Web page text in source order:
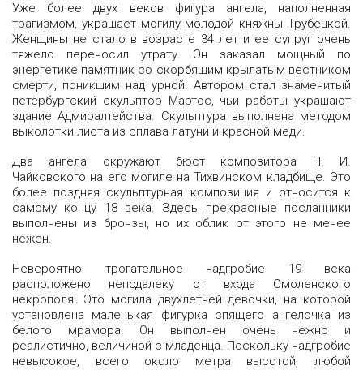
Уже более двух веков фигура ангела, наполненная
трагизмом, украшает могилу молодой княжны Трубецкой.
Женщины не стало в возрасте 34 лет и ее супруг очень
тяжело переносил утрату. Он заказал мощный по
энергетике памятник со скорбящим крылатым вестником
смерти, поникшим над урной. Автором стал знаменитый
петербургский скульптор Мартос, чьи работы украшают
здание Адмиралтейства. Скульптура выполнена методом
выколотки листа из сплава латуни и красной меди.
Два ангела окружают бюст композитора П. И.
Чайковского на его могиле на Тихвинском кладбище. Это
более поздняя скульптурная композиция и относится к
самому концу 18 века. Здесь прекрасные посланники
выполнены из бронзы, но их облик от этого не менее
нежен.
Невероятно трогательное надгробие 19 века
расположено неподалеку от входа Смоленского
некрополя. Это могила двухлетней девочки, на которой
установлена маленькая фигурка спящего ангелочка из
белого мрамора. Он выполнен очень нежно и
реалистично, величиной с младенца. Поскольку надгробие
невысокое, всего около метра высотой, любой